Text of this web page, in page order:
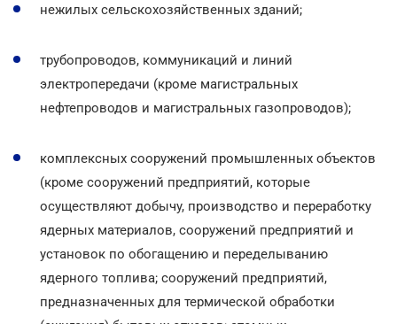
нежилых сельскохозяйственных зданий;
трубопроводов, коммуникаций и линий
электропередачи (кроме магистральных
нефтепроводов и магистральных газопроводов);
комплексных сооружений промышленных объектов
(кроме сооружений предприятий, которые
осуществляют добычу, производство и переработку
ядерных материалов, сооружений предприятий и
установок по обогащению и переделыванию
ядерного топлива; сооружений предприятий,
предназначенных для термической обработки